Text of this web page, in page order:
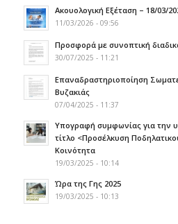
Ακουολογική Εξέταση – 18/03/
11/03/2026 - 09:56
Προσφορά με συνοπτική
30/07/2025 - 11:21
Επαναδραστηριοποίηση
Βυζακιάς
07/04/2025 - 11:37
Υπογραφή συμφωνίας για την
τίτλο <Προσέλκυση
Κοινότητα
19/03/2025 - 10:14
Ώρα της Γης 2025
19/03/2025 - 10:13